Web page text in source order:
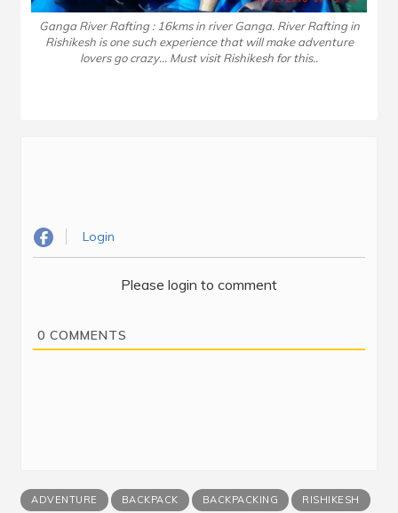
Ganga River Rafting : 16kms in river Ganga. River Rafting in
Rishikesh is one such experience that will make adventure
lovers go crazy… Must visit Rishikesh for this..
Login
Please login to comment
0 COMMENTS
ADVENTURE BACKPACK BACKPACKING RISHIKESH